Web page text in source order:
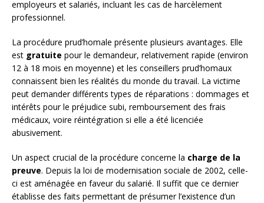
employeurs et salariés, incluant les cas de harcèlement
professionnel.
La procédure prud’homale présente plusieurs avantages. Elle
est gratuite pour le demandeur, relativement rapide (environ
12 à 18 mois en moyenne) et les conseillers prud’homaux
connaissent bien les réalités du monde du travail. La victime
peut demander différents types de réparations : dommages et
intérêts pour le préjudice subi, remboursement des frais
médicaux, voire réintégration si elle a été licenciée
abusivement.
Un aspect crucial de la procédure concerne la charge de la
preuve. Depuis la loi de modernisation sociale de 2002, celle-
ci est aménagée en faveur du salarié. Il suffit que ce dernier
établisse des faits permettant de présumer l’existence d’un